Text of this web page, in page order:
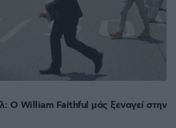
Ο William Faithful μάς ξεναγεί στην